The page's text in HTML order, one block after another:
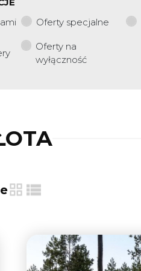
Oferty specjalne
Oferty na
wyłączność
tabela
lista
do ulubionych